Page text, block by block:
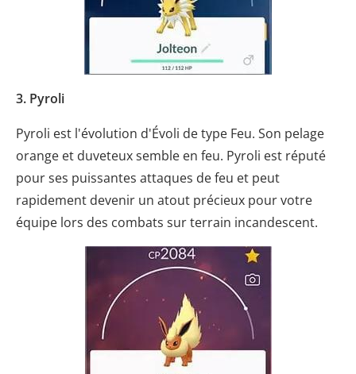
3. Pyroli
Pyroli est l'évolution d'Évoli de type Feu. Son pelage
orange et duveteux semble en feu. Pyroli est réputé
pour ses puissantes attaques de feu et peut
rapidement devenir un atout précieux pour votre
équipe lors des combats sur terrain incandescent.